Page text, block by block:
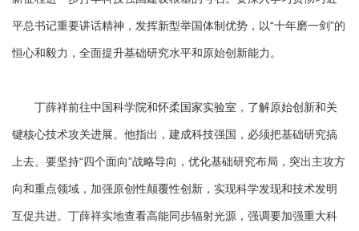
平总书记重要讲话精神，发挥新型举国体制优势，以“十年磨一剑”的
恒心和毅力，全面提升基础研究水平和原始创新能力。
丁薛祥前往中国科学院和怀柔国家实验室，了解原始创新和关
键核心技术攻关进展。他指出，建成科技强国，必须把基础研究搞
上去。要坚持“四个面向”战略导向，优化基础研究布局，突出主攻方
向和重点领域，加强原创性颠覆性创新，实现科学发现和技术发明
互促共进。丁薛祥实地查看高能同步辐射光源，强调要加强重大科